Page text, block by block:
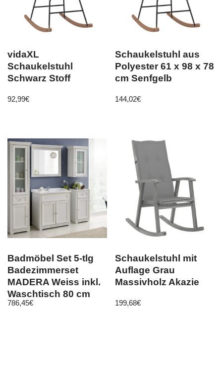
vidaXL
Schaukelstuhl
Schwarz Stoff
92,99€
Schaukelstuhl aus
Polyester 61 x 98 x 78
cm Senfgelb
144,02€
Badmöbel Set 5-tlg
Badezimmerset
MADERA Weiss inkl.
Waschtisch 80 cm
786,45€
Schaukelstuhl mit
Auflage Grau
Massivholz Akazie
199,68€